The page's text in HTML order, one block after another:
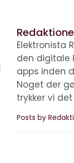
Elektronista
den digitale
apps inden
Noget der
trykker vi
Posts by